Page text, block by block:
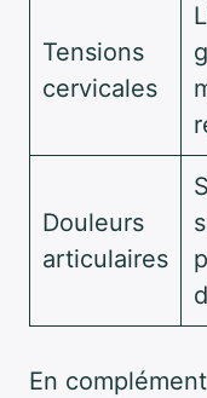
Tensions
cervicales
Douleurs
articulaires
En